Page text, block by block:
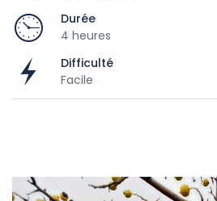
Durée
4 heures
Difficulté
Facile